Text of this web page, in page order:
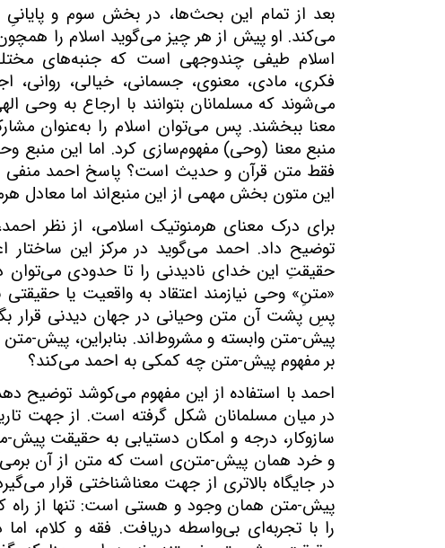
بعد از تمام این بحث‌ها، در بخش سوم و پایانیِ
می‌کند. او پیش از هر چیز می‌گوید اسلام را
اسلام طیفی چندوجهی است که جنبه‌های
فکری، مادی، معنوی، جسمانی، خیالی، روانی،
می‌شوند که مسلمانان بتوانند با ارجاع به وحی
معنا ببخشند. پس می‌توان اسلام را به‌عنوان
منبع معنا (وحی) مفهوم‌سازی کرد. اما این
فقط متن قرآن و حدیث است؟ پاسخ احمد منفی
این متون بخش مهمی از این منبع‌اند اما معادل
برای درک معنای هرمنوتیک اسلامی، از نظر
توضیح داد. احمد می‌گوید در مرکز این ساختار
حقیقتِ این خدای نادیدنی را تا حدودی
«متنِ» وحی نیازمند اعتقاد به واقعیت یا
پسِ پشت آن متن وحیانی در جهان دیدنی قرار
پیش-‌‌متن وابسته و مشروط‌اند. بنابراین، پیش-
بر مفهوم پیش-متن چه کمکی به احمد می‌کند؟
احمد با استفاده از این مفهوم می‌کوشد توضیح
در میان مسلمانان شکل گرفته است. از جهت
سازوکار، درجه و امکان دستیابی به حقیقت
و خرد همان پیش-متن‌ی است که متن از آن
در جایگاه بالاتری از جهت معناشناختی قرار
پیش-متن همان وجود و هستی است: تنها از راه
را با تجربه‌ای بی‌واسطه دریافت. فقه و کلام،